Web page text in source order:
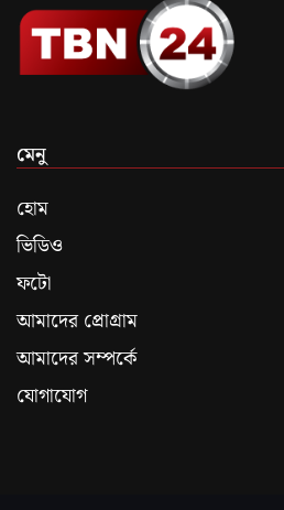
মেনু
হোম
ভিডিও
ফটো
আমাদের প্রোগ্রাম
আমাদের সম্পর্কে
যোগাযোগ